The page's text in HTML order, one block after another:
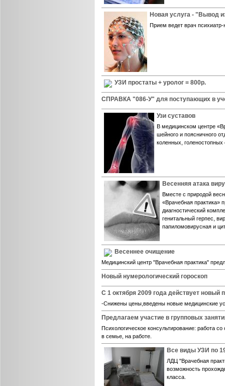
Новая услуга - "Вывод
Прием ведет врач
УЗИ простаты + уролог = 800р.
СПРАВКА "086-У" для поступающих в
Узи суставов
В медицинском центре
шейного и поясничного
коленных, голеностопных
Весенняя атака
Вместе с природой
«Врачебная практика»
диагностический
генитальный герпес,
папиломовирусная и
Весеннее очищение
Медицинский центр "Врачебная практика"
Новый нумерологический гороскоп
С 1 октября 2009 года действует новый
-Снижены цены,введены новые медицинские
Предлагаем участие в групповых
Психологическое консультирование: работа
в семье, на работе.
Все виды УЗИ по
ЛДЦ "Врачебная
возможность
класса.